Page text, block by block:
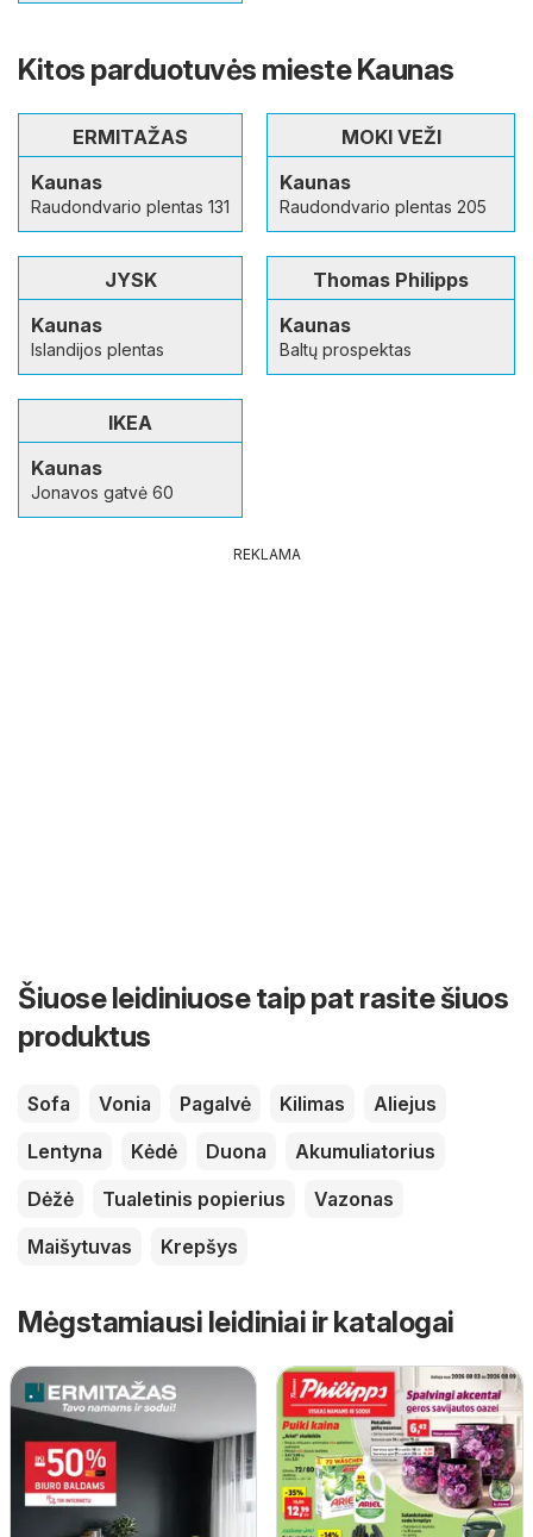
Kitos parduotuvės mieste Kaunas
ERMITAŽAS
Kaunas
Raudondvario plentas 131
MOKI VEŽI
Kaunas
Raudondvario plentas 205
JYSK
Kaunas
Islandijos plentas
Thomas Philipps
Kaunas
Baltų prospektas
IKEA
Kaunas
Jonavos gatvė 60
REKLAMA
Šiuose leidiniuose taip pat rasite šiuos
produktus
Sofa Vonia Pagalvė Kilimas
Aliejus
Lentyna
Kėdė Duona
Akumuliatorius
Dėžė
Tualetinis popierius
Vazonas
Maišytuvas
Krepšys
Mėgstamiausi leidiniai ir katalogai